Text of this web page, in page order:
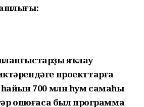
яҡлау
проекттарға
700 млн һум самаһы
ошоғаса был программа